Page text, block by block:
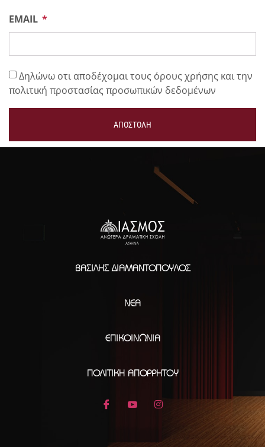
EMAIL
Δηλώνω οτι αποδέχομαι τους όρους χρήσης και την
πολιτική προστασίας προσωπικών δεδομένων
ΑΠΟΣΤΟΛΗ
ΒΑΣΊΛΗΣ ΔΙΑΜΑΝΤΌΠΟΥΛΟΣ
ΝΈΑ
ΕΠΙΚΟΙΝΩΝΊΑ
ΠΟΛΙΤΙΚΉ ΑΠΟΡΡΉΤΟΥ